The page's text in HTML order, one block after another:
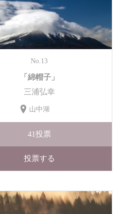
No.13
「綿帽子」
三浦弘幸
山中湖
41投票
投票する